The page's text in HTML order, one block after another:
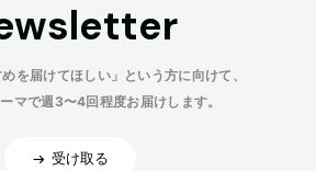
めを届けてほしい」という方に向けて、
マで週3〜4回程度お届けします。
受け取る